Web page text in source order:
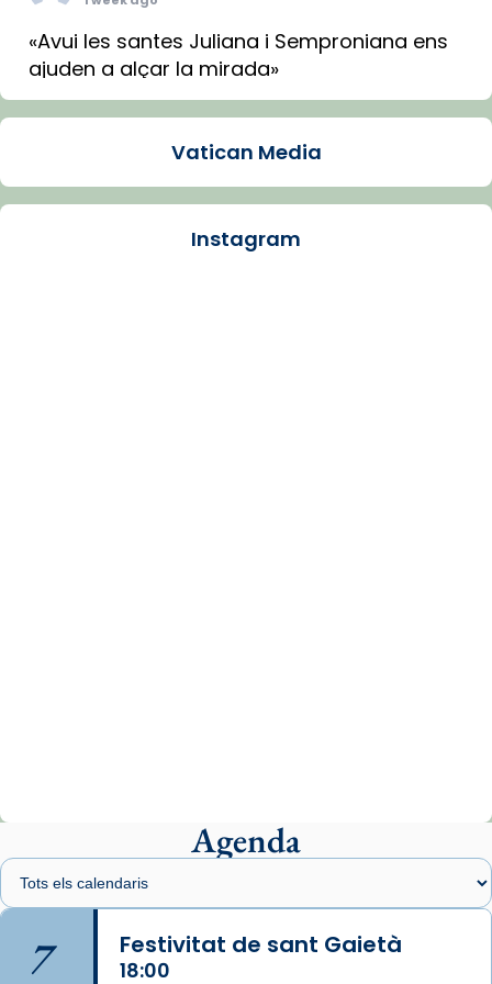
«Avui les santes Juliana i Semproniana ens
ajuden a alçar la mirada»
Mons. Sergi Gordo, bisbe de Tortosa, ha
Santes de Mataró.
🔗tinyurl.com/cvu5jmbk
Arquebisbat de Barcelona
1 week ago
Memòria de les santes Juliana i
Semproniana, verges i màrtirs.
Acompanyant la història de sant Cugat, a
Vatican Media
Instagram
Agenda
7 Festivitat de sant Gaietà
18:00